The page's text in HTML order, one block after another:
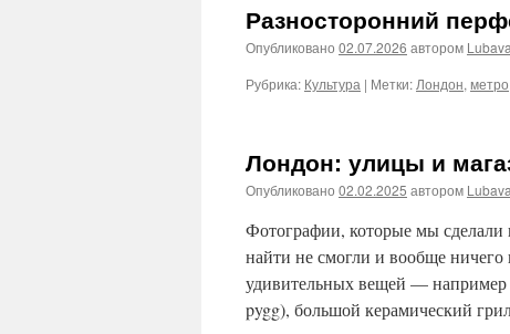
Разносторонний
Опубликовано 02.07.2026 автором Lubava
Рубрика: Культура | Метки: Лондон, метро
Лондон: улицы и
Опубликовано 02.02.2025 автором Lubava
Фотографии, которые мы
найти не смогли и вообще
удивительных вещей — например
pygg), большой керамический